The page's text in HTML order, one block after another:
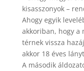
kisasszonyok –
Ahogy egyik
akkoriban, hogy a
térnek vissza
akkor 18 éves
A második